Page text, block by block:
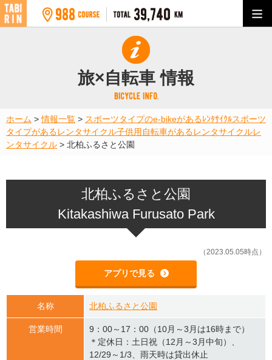
旅×自転車 情報
ホーム >情報一覧 > スポーツタイプのe-bikeがあるﾚﾝﾀｻｲｸﾙスポーツ
タイプがあるレンタサイクル子供用自転車があるレンタサイクルレ
ンタサイクル > 北柏ふるさと公園
北柏ふるさと公園
Kitakashiwa Furusato Park
（2023.05.05時点）
アプリで見る
名称 北柏ふるさと公園
営業時間
9：00～17：00（10月～3月は16時まで）
＊定休日：土日祝（12月～3月中旬）、
12/29～1/3、雨天時は貸出休止